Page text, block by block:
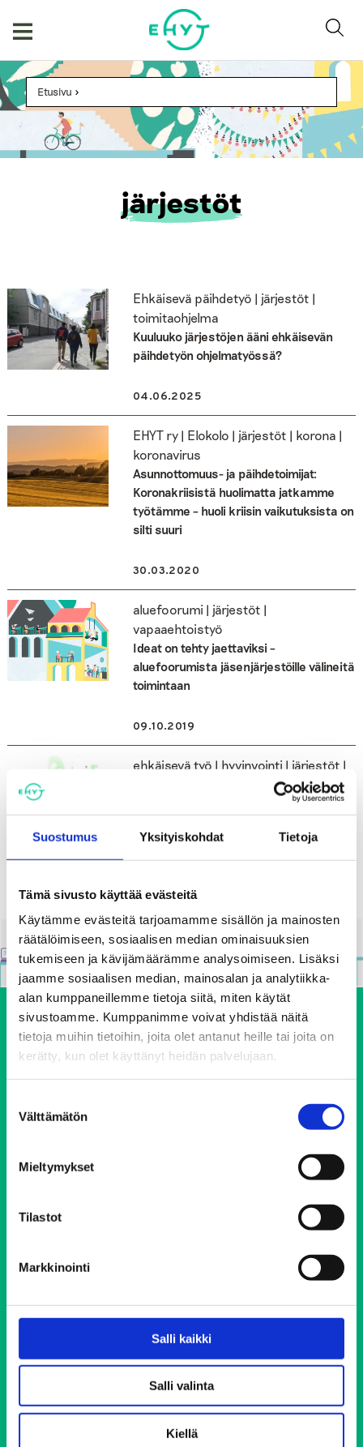
Suostumus Yksityiskohdat Tietoja
Tämä sivusto käyttää evästeitä
Käytämme evästeitä tarjoamamme sisällön ja mainosten
räätälöimiseen, sosiaalisen median ominaisuuksien
tukemiseen ja kävijämäärämme analysoimiseen. Lisäksi
jaamme sosiaalisen median, mainosalan ja analytiikka-
alan kumppaneillemme tietoja siitä, miten käytät
sivustoamme. Kumppanimme voivat yhdistää näitä
tietoja muihin tietoihin, joita olet antanut heille tai joita on
kerätty, kun olet käyttänyt heidän palvelujaan.
valinta
Välttämätön
Mieltymykset
Tilastot
Markkinointi
Salli kaikki
Salli valinta
Kiellä
Etusivu >
järjestöt
Ehkäisevä päihdetyö | järjestöt |
toimitaohjelma
Kuuluuko järjestöjen ääni ehkäisevän
päihdetyön ohjelmatyössä?
04.06.2025
EHYT ry | Elokolo | järjestöt | korona |
koronavirus
Asunnottomuus- ja päihdetoimijat:
Koronakriisistä huolimatta jatkamme
työtämme – huoli kriisin vaikutuksista on
silti suuri
30.03.2020
aluefoorumi | järjestöt |
vapaaehtoistyö
Ideat on tehty jaettaviksi –
aluefoorumista jäsenjärjestöille välineitä
toimintaan
09.10.2019
ehkäisevä työ | hyvinvointi | järjestöt |
Ehkäisevä työ on kaikkien etu
11.09.2019
Päihdeneuvonta
Puh. 0800 900 45
Soittaminen on maksutonta ja anonyymiä